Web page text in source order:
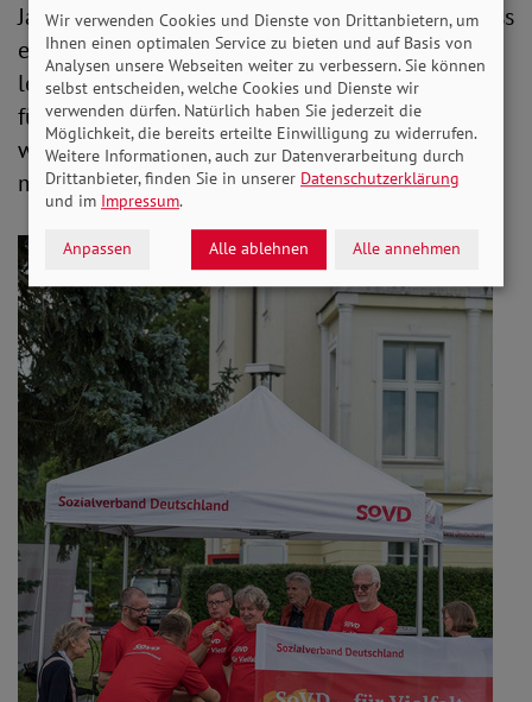
Jan Haller betonte: „Jeder Mensch kann und muss
einen Beitrag für eine inklusive Gesellschaft
leisten, indem er den Begriff im Alltag mit Leben
füllt. Inklusion funktioniert dann am besten,
wenn man nicht darüber redet, sondern einfach
macht.“
Wir verwenden Cookies und Dienste von Drittanbietern, um
Ihnen einen optimalen Service zu bieten und auf Basis von
Analysen unsere Webseiten weiter zu verbessern. Sie können
selbst entscheiden, welche Cookies und Dienste wir
verwenden dürfen. Natürlich haben Sie jederzeit die
Möglichkeit, die bereits erteilte Einwilligung zu widerrufen.
Weitere Informationen, auch zur Datenverarbeitung durch
Drittanbieter, finden Sie in unserer Datenschutzerklärung
und im Impressum.
Anpassen Alle ablehnen Alle annehmen